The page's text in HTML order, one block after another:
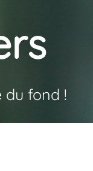
du fond !